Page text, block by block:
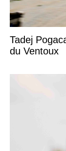
Tadej
du Ventoux